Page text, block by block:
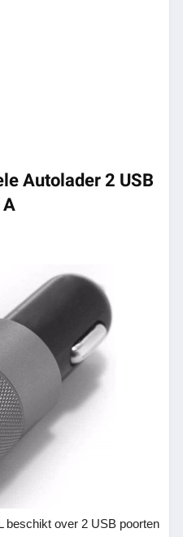
Autolader 2 USB
beschikt over 2 USB poorten